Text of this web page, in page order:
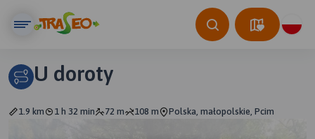
U doroty
1.9 km 1 h 32 min 72 m 108 m Polska, małopolskie, Pcim